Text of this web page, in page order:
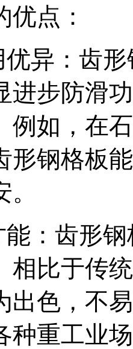
优点：
优异 ：齿
进步防滑
例如，在
形钢格板
。
：齿形
相比于传
出色，不
种重工业